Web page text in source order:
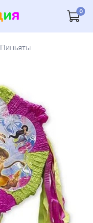
0
Пиньяты